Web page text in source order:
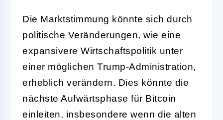
Die Marktstimmung könnte sich durch
politische Veränderungen, wie eine
expansivere Wirtschaftspolitik unter
einer möglichen Trump-Administration,
erheblich verändern. Dies könnte die
nächste Aufwärtsphase für Bitcoin
einleiten, insbesondere wenn die alten